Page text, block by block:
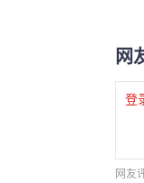
网
登
网友